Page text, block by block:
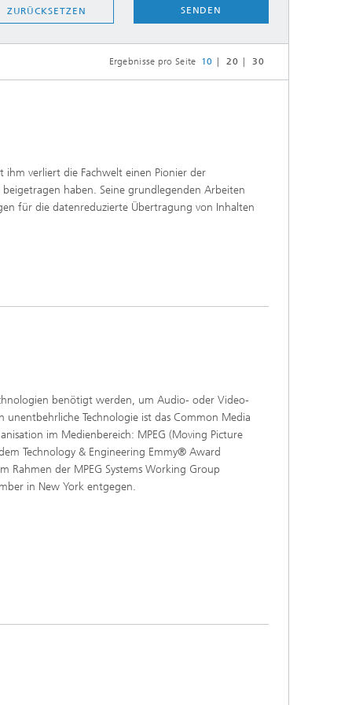
ZURÜCKSETZEN SENDEN
Ergebnisse pro Seite 10 20 30
ihm verliert die Fachwelt einen Pionier der
haben. Seine grundlegenden Arbeiten
für die datenreduzierte Übertragung von Inhalten
benötigt werden, um Audio- oder Video-
Technologie ist das Common Media
im Medienbereich: MPEG (Moving Picture
Technology & Engineering Emmy® Award
Rahmen der MPEG Systems Working Group
in New York entgegen.